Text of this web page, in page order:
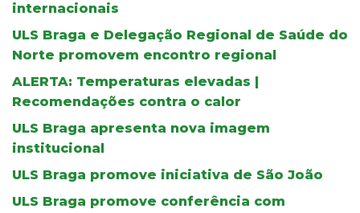
internacionais
ULS Braga e Delegação Regional de Saúde do
Norte promovem encontro regional
ALERTA: Temperaturas elevadas |
Recomendações contra o calor
ULS Braga apresenta nova imagem
institucional
ULS Braga promove iniciativa de São João
ULS Braga promove conferência com